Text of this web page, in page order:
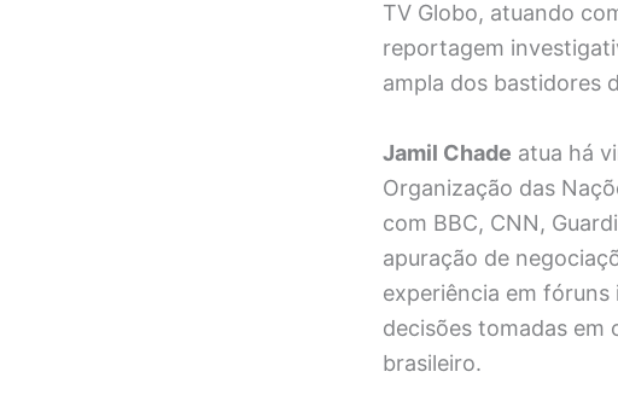
TV Globo, atuando
reportagem
ampla dos bastidores
Jamil Chade atua há
Organização das
com BBC, CNN,
apuração de
experiência em
decisões tomadas em
brasileiro.